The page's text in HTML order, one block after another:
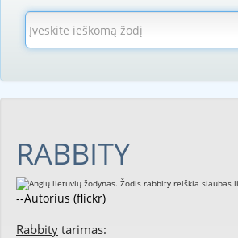
RABBITY
--Autorius (flickr)
Rabbity tarimas: